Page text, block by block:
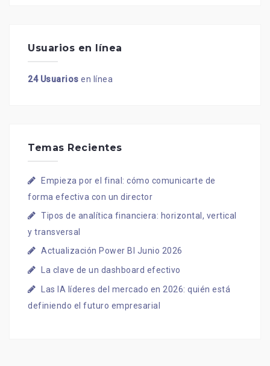
Usuarios en línea
24 Usuarios en línea
Temas Recientes
Empieza por el final: cómo comunicarte de
forma efectiva con un director
Tipos de analítica financiera: horizontal, vertical
y transversal
Actualización Power BI Junio 2026
La clave de un dashboard efectivo
Las IA líderes del mercado en 2026: quién está
definiendo el futuro empresarial